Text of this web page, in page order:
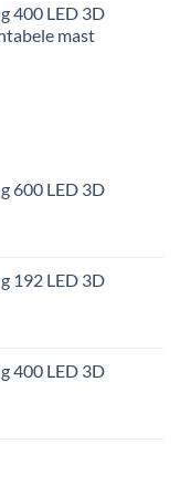
400 LED 3D
mast
600 LED 3D
192 LED 3D
400 LED 3D